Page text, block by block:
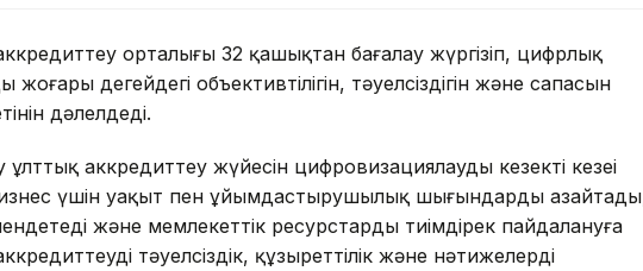
орталығы 32 қашықтан бағалау жүргізіп, цифрлық
деңгейдегі объективтілігін, тәуелсіздігін және сапасын
дәлелдеді.
аккредиттеу жүйесін цифровизациялаудың кезекті кезеңі
үшін уақыт пен ұйымдастырушылық шығындарды
және мемлекеттік ресурстарды тиімдірек пайдалануға
тәуелсіздік, құзыреттілік және нәтижелердің